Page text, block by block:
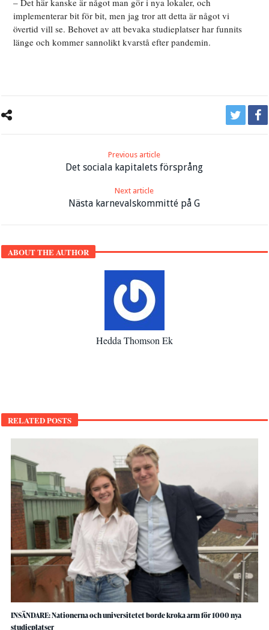
– Det här kanske är något man gör i nya lokaler, och
implementerar bit för bit, men jag tror att detta är något vi
övertid vill se. Behovet av att bevaka studieplatser har funnits
länge och kommer sannolikt kvarstå efter pandemin.
Previous article
Det sociala kapitalets försprång
Next article
Nästa karnevalskommitté på G
ABOUT THE AUTHOR
Hedda Thomson Ek
RELATED POSTS
INSÄNDARE: Nationerna och universitetet borde kroka arm för 1000 nya
studieplatser